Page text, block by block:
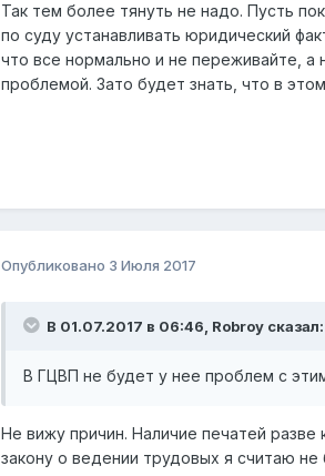
Так тем более тянуть не надо. Пусть
по суду устанавливать юридический
что все нормально и не переживайте,
проблемой. Зато будет знать, что в
Опубликовано 3 Июля 2017
В 01.07.2017 в 06:46, Robroy сказал:
В ГЦВП не будет у нее проблем с
Не вижу причин. Наличие печатей
закону о ведении трудовых я считаю